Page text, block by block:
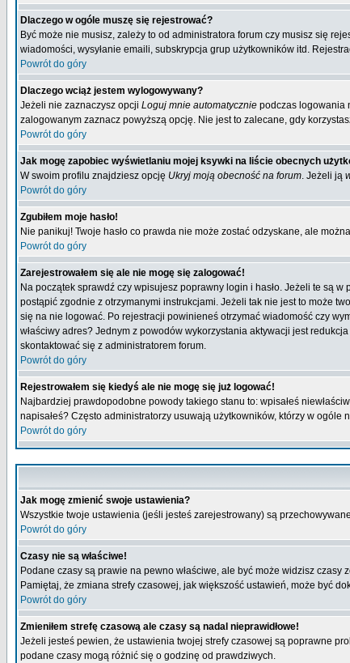
Dlaczego w ogóle muszę się rejestrować?
Być może nie musisz, zależy to od administratora forum czy musisz się
wiadomości, wysyłanie emaili, subskrypcja grup użytkowników itd.
Powrót do góry
Dlaczego wciąż jestem wylogowywany?
Jeżeli nie zaznaczysz opcji Loguj mnie automatycznie podczas logowania
zalogowanym zaznacz powyższą opcję. Nie jest to zalecane, gdy
Powrót do góry
Jak mogę zapobiec wyświetlaniu mojej ksywki na liście obecnych
W swoim profilu znajdziesz opcję Ukryj moją obecność na forum. Jeżeli ją
Powrót do góry
Zgubiłem moje hasło!
Nie panikuj! Twoje hasło co prawda nie może zostać odzyskane, ale
Powrót do góry
Zarejestrowałem się ale nie mogę się zalogować!
Na początek sprawdź czy wpisujesz poprawny login i hasło. Jeżeli te są
postąpić zgodnie z otrzymanymi instrukcjami. Jeżeli tak nie jest to może
się na nie logować. Po rejestracji powinieneś otrzymać wiadomość czy
właściwy adres? Jednym z powodów wykorzystania aktywacji jest
skontaktować się z administratorem forum.
Powrót do góry
Rejestrowałem się kiedyś ale nie mogę się już logować!
Najbardziej prawdopodobne powody takiego stanu to: wpisałeś
napisałeś? Często administratorzy usuwają użytkowników, którzy w
Powrót do góry
Jak mogę zmienić swoje ustawienia?
Wszystkie twoje ustawienia (jeśli jesteś zarejestrowany) są
Powrót do góry
Czasy nie są właściwe!
Podane czasy są prawie na pewno właściwe, ale być może widzisz
Pamiętaj, że zmiana strefy czasowej, jak większość ustawień, może być
Powrót do góry
Zmieniłem strefę czasową ale czasy są nadal nieprawidłowe!
Jeżeli jesteś pewien, że ustawienia twojej strefy czasowej są poprawne
podane czasy mogą różnić się o godzinę od prawdziwych.